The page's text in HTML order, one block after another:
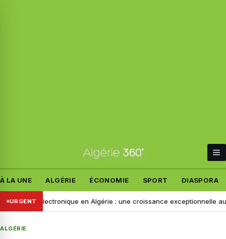
À LA UNE ALGÉRIE ÉCONOMIE SPORT DIASPORA
URGENTélectronique en Algérie : une croissance exceptionnelle au 1er
ALGÉRIE